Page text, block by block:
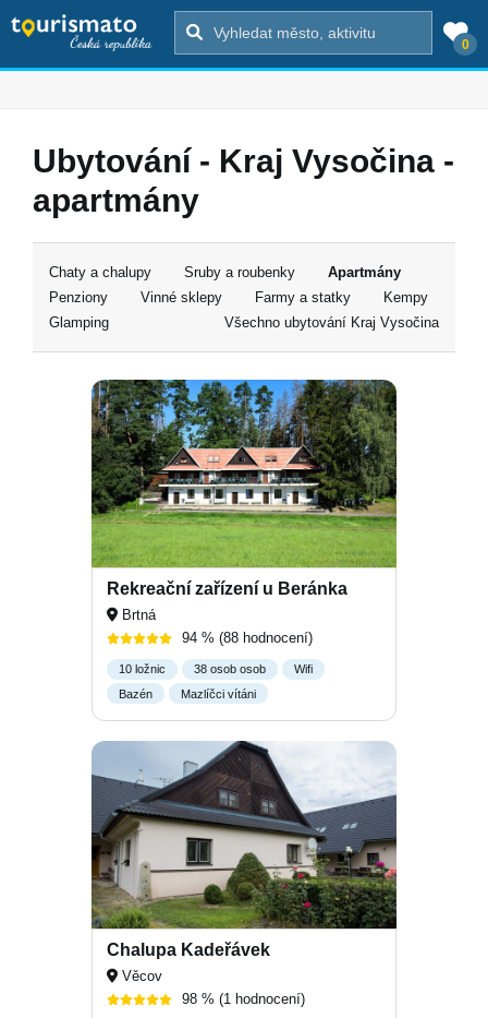
0
Ubytování - Kraj Vysočina -
apartmány
Chaty a chalupy Sruby a roubenky
Apartmány
Penziony
Vinné sklepy Farmy a statky
Kempy
Glamping
Všechno ubytování Kraj Vysočina
Rekreační zařízení u Beránka
Brtná
94 % (88 hodnocení)
10 ložnic 38 osob osob
Wifi
Bazén
Mazlíčci vítáni
Chalupa Kadeřávek
Věcov
98 % (1 hodnocení)